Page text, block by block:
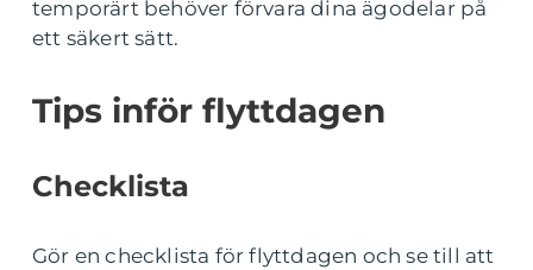
temporärt behöver förvara dina ägodelar på
ett säkert sätt.
Tips inför flyttdagen
Checklista
Gör en checklista för flyttdagen och se till att